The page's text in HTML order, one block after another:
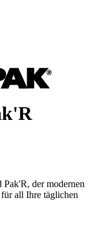
Pak'R, der modernen
all Ihre täglichen